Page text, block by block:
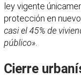
ley vigente
protección en
casi el 45% de
público».
Cierre